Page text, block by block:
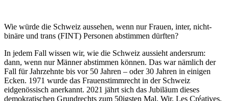
Wie würde die Schweiz aussehen, wenn nur Frauen, inter, nicht-
binäre und trans (FINT) Personen abstimmen dürften?
In jedem Fall wissen wir, wie die Schweiz aussieht andersrum:
dann, wenn nur Männer abstimmen können. Das war nämlich der
Fall für Jahrzehnte bis vor 50 Jahren – oder 30 Jahren in einigen
Ecken. 1971 wurde das Frauenstimmrecht in der Schweiz
eidgenössisch anerkannt. 2021 jährt sich das Jubiläum dieses
demokratischen Grundrechts zum 50igsten Mal. Wir, Les Créatives,